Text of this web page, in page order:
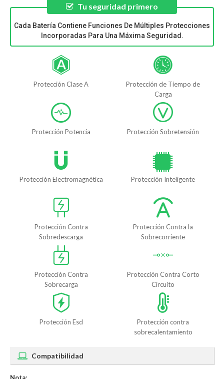
Tu seguridad primero
Cada Batería Contiene Funciones De Múltiples Protecciones
Incorporadas Para Una Máxima Seguridad.
Protección Clase A
Protección de Tiempo de
Carga
Protección Potencia Protección Sobretensión
Protección Electromagnética Protección Inteligente
Protección Contra
Sobredescarga
Protección Contra la
Sobrecorriente
Protección Contra
Sobrecarga
Protección Contra Corto
Circuito
Protección Esd
Protección contra
sobrecalentamiento
Compatibilidad